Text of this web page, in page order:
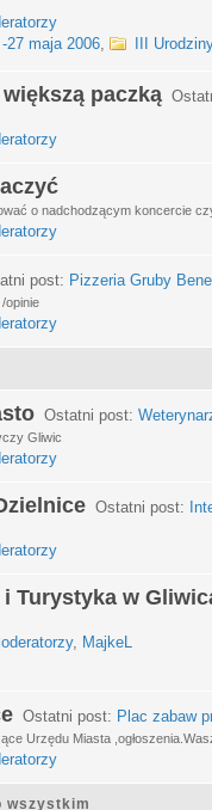
-27 maja 2006, III Urodziny
paczką
o nadchodzącym koncercie
post: Pizzeria Gruby
opinie
Ostatni post:
Gliwic
Ostatni post:
i Turystyka w
, MajkeL
Ostatni post: Plac zabaw
Urzędu Miasta
wszystkim